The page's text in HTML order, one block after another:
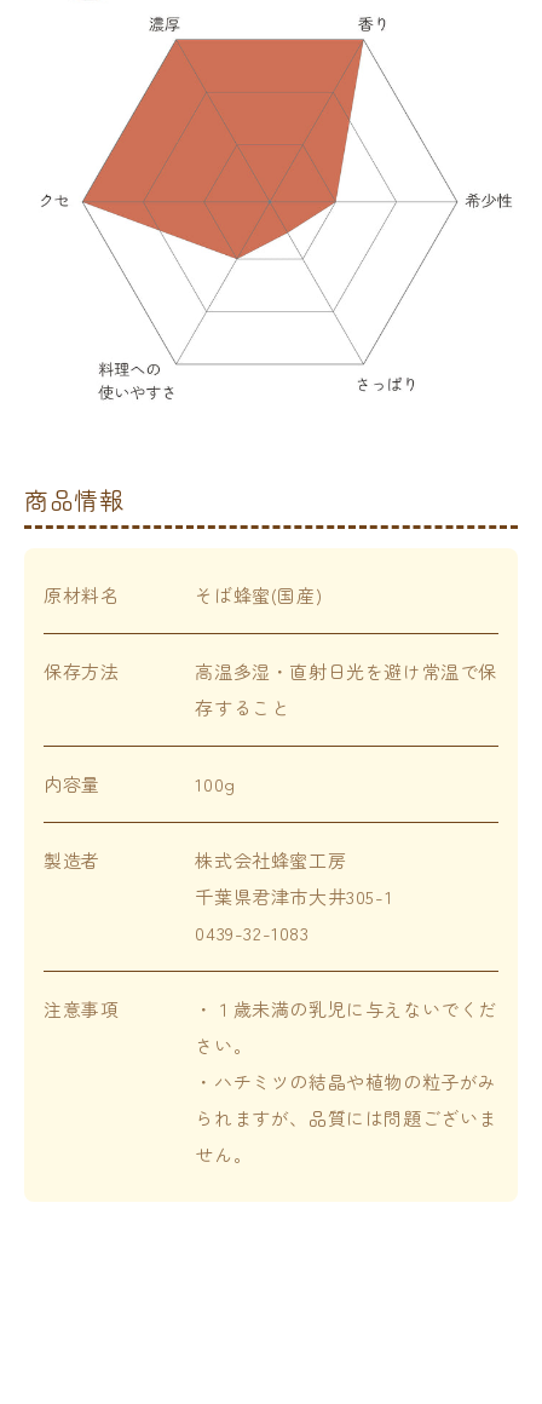
商品情報
原材料名 そば蜂蜜(国産)
保存方法
高温多湿・直射日光を避け常温で保
存すること
内容量 100g
製造者
株式会社蜂蜜工房
千葉県君津市大井305-1
0439-32-1083
注意事項
・１歳未満の乳児に与えないでくだ
さい。
・ハチミツの結晶や植物の粒子がみ
られますが、品質には問題ございま
せん。